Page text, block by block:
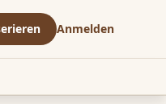
Anmelden